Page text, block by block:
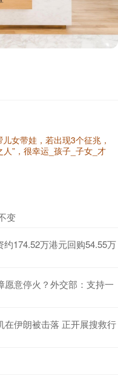
女带娃，若出现3个征兆，
人”，很幸运_孩子_子女_才
变
174.52万港元回购54.55万
意停火？外交部：支持一
在伊朗被击落 正开展搜救行